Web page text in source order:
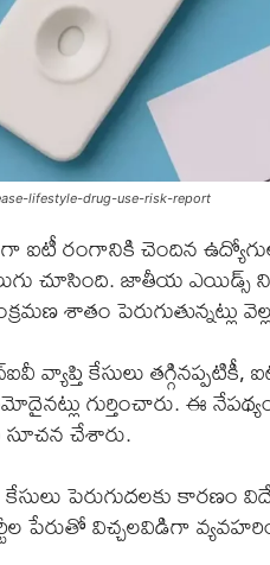
lifestyle-drug-use-risk-report
ఐటీ రంగానికి చెందిన
చూసింది. జాతీయ ఎయిడ్స్
శాతం పెరుగుతున్నట్లు
వ్యాప్తి కేసులు
గుర్తించారు. ఈ
చేశారు.
పెరుగుదలకు కారణం
పేరుతో విచ్చలవిడిగా